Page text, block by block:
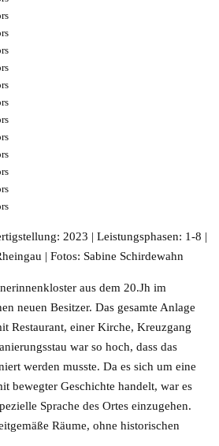
2023 | Leistungsphasen: 1-8 |
| Fotos: Sabine Schirdewahn
aus dem 20.Jh im
neuen Besitzer. Das gesamte Anlage
Restaurant, einer Kirche, Kreuzgang
war so hoch, dass das
werden musste. Da es sich um eine
bewegter Geschichte handelt, war es
Sprache des Ortes einzugehen.
Räume, ohne historischen